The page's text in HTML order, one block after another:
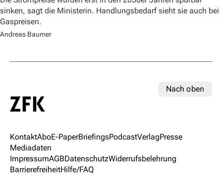
sinken, sagt die Ministerin. Handlungsbedarf sieht sie auch bei
Gaspreisen.
Andreas Baumer
Nach oben
KontaktAboE-PaperBriefingsPodcastVerlagPresse
Mediadaten
ImpressumAGBDatenschutzWiderrufsbelehrung
BarrierefreiheitHilfe/FAQ